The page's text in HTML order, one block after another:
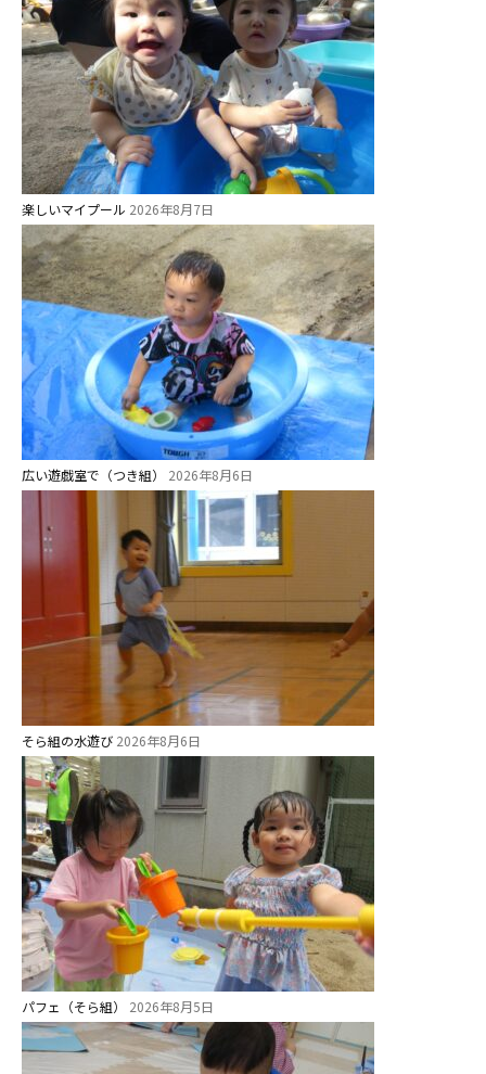
楽しいマイプール 2026年8月7日
広い遊戯室で（つき組） 2026年8月6日
そら組の水遊び 2026年8月6日
パフェ（そら組） 2026年8月5日
グループ施設・
関係先リンク
学校法⼈鴨⾕学園 鳳幼稚園
学校法⼈諏訪森学園 諏訪森幼稚
園
⼤阪府私⽴幼稚園連盟
社会福祉法人野田福祉会